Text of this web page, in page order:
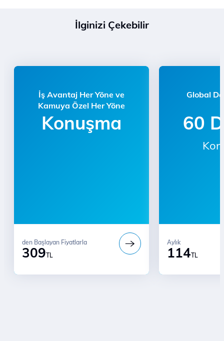
İlginizi Çekebilir
İş Avantaj Her Yöne ve
Kamuya Özel Her Yöne
Konuşma
309TL
den Başlayan Fiyatlarla
Global
60
114TL
Aylık